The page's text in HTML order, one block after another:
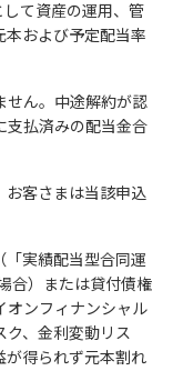
て資産の運用、管
本および予定配当率
せん。中途解約が認
支払済みの配当金合
お客さまは当該申込
「実績配当型合同運
合）または貸付債権
オンフィナンシャル
ク、金利変動リス
が得られず元本割れ